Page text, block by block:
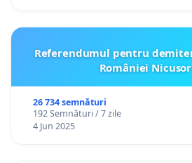
Referendumul pentru
României
26 734 semnături
192 Semnături / 7 zile
4 Jun 2025